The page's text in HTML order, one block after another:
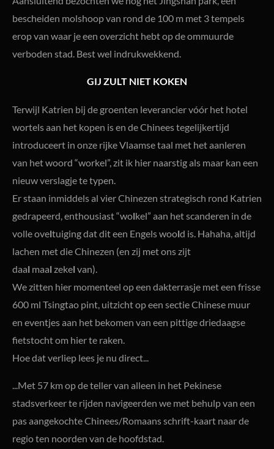
bescheiden molshoop van rond de 100 m met 3 tempels
erop van waar je een overzicht hebt op de ommuurde
verboden stad. Best wel indrukwekkend.
GIJ ZULT NIET KOKEN
Terwijl Katrien bij de groenten leverancier vóór het hotel
wortels aan het kopen is en de Chinees tegelijkertijd
introduceert in onze rijke Vlaamse taal met het aanleren
van het woord “workel”, zit ik hier naarstig als maar kan een
nieuw verslagje te typen.
Er staan inmiddels al vier Chinezen strategisch rond Katrien
gedrapeerd, enthousiast “wolkel” aan het scanderen in de
volle oveltuiging dat dit een Engels woold is. Hahaha, altijd
lachen met die Chinezen (en zij met ons zijt
daal maal zekel van).
We zitten hier momenteel op een dakterrasje met een frisse
600 ml Tsingtao pint, uitzicht op een sectie Chinese muur
en eventjes aan het bekomen van een pittige driedaagse
fietstocht om hier te raken.
Hoe dat verliep lees je nu direct...
...Met 57 km op de teller van alleen in het Pekinese
stadsverkeer te rijden navigeerden we met behulp van een
pas aangekochte Chinees/Romaans schrift-kaart naar de
regio ten noorden van de hoofdstad.